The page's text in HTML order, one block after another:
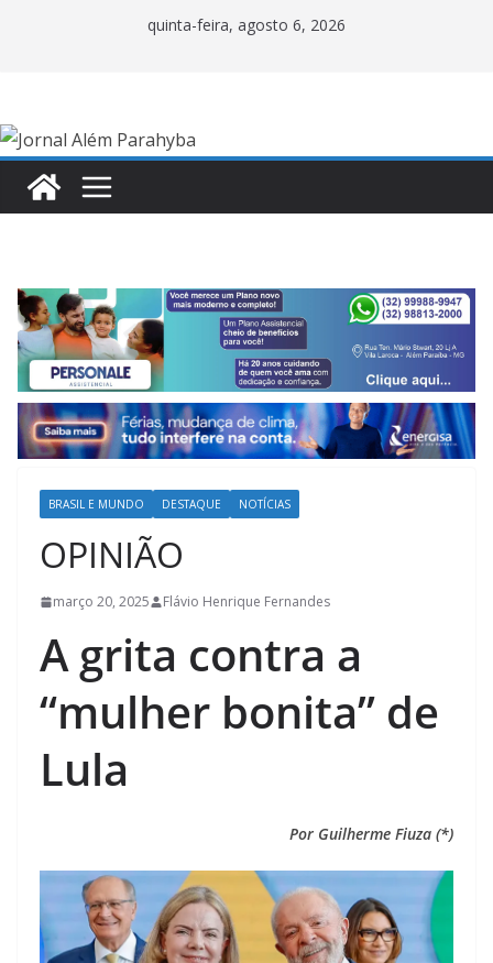
quinta-feira, agosto 6, 2026
BRASIL E MUNDO DESTAQUE NOTÍCIAS
OPINIÃO
março 20, 2025 Flávio Henrique Fernandes
A grita contra a
“mulher bonita” de
Lula
Por Guilherme Fiuza (*)